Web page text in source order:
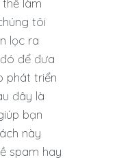
làm
tôi
lọc ra
để đưa
phát triển
đây là
bạn
này
spam hay